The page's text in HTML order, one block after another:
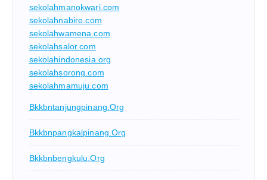
sekolahmanokwari.com
sekolahnabire.com
sekolahwamena.com
sekolahsalor.com
sekolahindonesia.org
sekolahsorong.com
sekolahmamuju.com
Bkkbntanjungpinang.org
Bkkbnpangkalpinang.org
Bkkbnbengkulu.org